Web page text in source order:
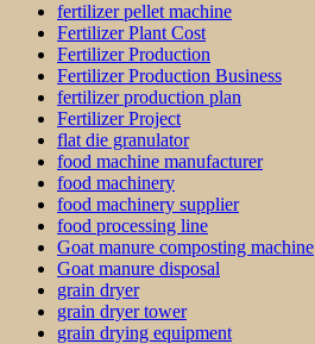
fertilizer pellet machine
Fertilizer Plant Cost
Fertilizer Production
Fertilizer Production Business
fertilizer production plan
Fertilizer Project
flat die granulator
food machine manufacturer
food machinery
food machinery supplier
food processing line
Goat manure composting machine
Goat manure disposal
grain dryer
grain dryer tower
grain drying equipment